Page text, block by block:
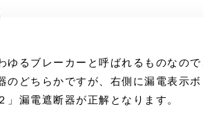
ゆるブレーカーと呼ばれるものなの
のどちらかですが、右側に漏電表示
」漏電遮断器が正解となります。